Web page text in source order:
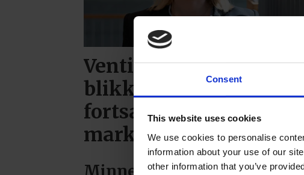
Consent
This website uses cookies
We use cookies to personalise
information about your use of our
other information that you’ve
Ventilasjons- og
fortsatt krevende
markedsutsikter